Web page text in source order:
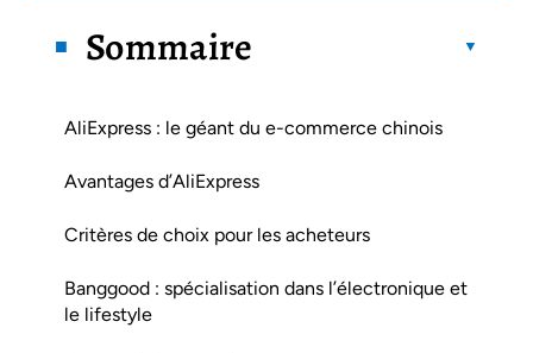
Sommaire
AliExpress : le géant du e-commerce chinois
Avantages d’AliExpress
Critères de choix pour les acheteurs
Banggood : spécialisation dans l’électronique et
le lifestyle